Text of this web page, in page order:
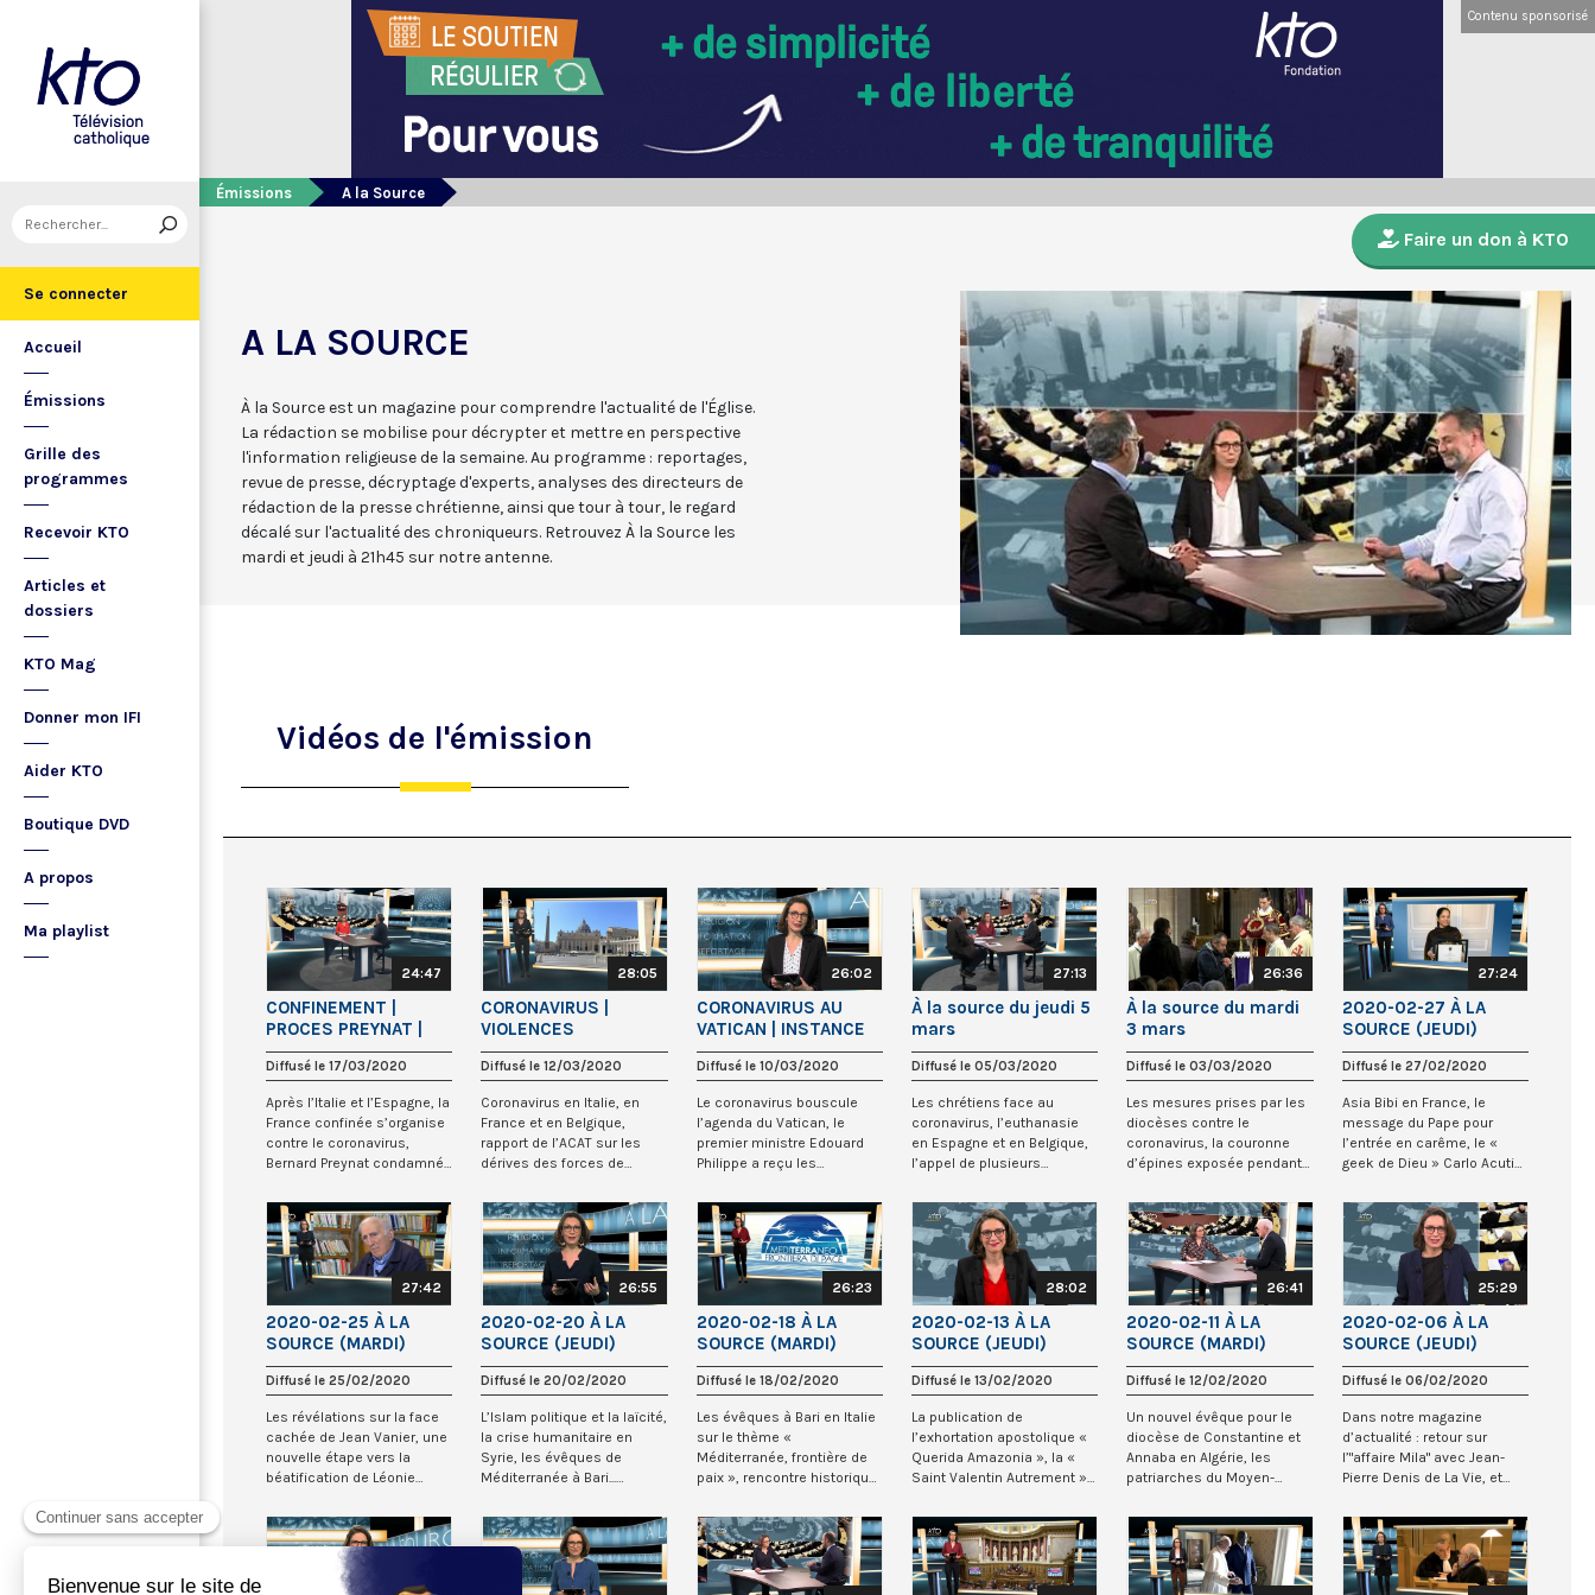
Se connecter
Accueil
Émissions
Grille des
programmes
Recevoir KTO
Articles et
dossiers
KTO Mag
Donner mon IFI
Aider KTO
Boutique DVD
A propos
Ma playlist
Contenu sponsorisé
Émissions A la Source
Faire un don à KTO
A LA SOURCE
À la Source est un magazine pour comprendre l'actualité de l'Église.
La rédaction se mobilise pour décrypter et mettre en perspective
l'information religieuse de la semaine. Au programme : reportages,
revue de presse, décryptage d'experts, analyses des directeurs de
rédaction de la presse chrétienne, ainsi que tour à tour, le regard
décalé sur l'actualité des chroniqueurs. Retrouvez À la Source les
mardi et jeudi à 21h45 sur notre antenne.
Vidéos de l'émission
24:47
CONFINEMENT |
PROCES PREYNAT |
CRISE EN SYRIE
Diffusé le 17/03/2020
Après l’Italie et l’Espagne, la
France confinée s’organise
contre le coronavirus,
Bernard Preynat condamnée
28:05
CORONAVIRUS |
VIOLENCES
POLICIERES |
MUNICIPALES
Diffusé le 12/03/2020
Coronavirus en Italie, en
France et en Belgique,
rapport de l’ACAT sur les
dérives des forces de
26:02
CORONAVIRUS AU
VATICAN | INSTANCE
MATIGNON | 100 ANS
ECOLE BIBLIQUE DE
JERUSALEM
Diffusé le 10/03/2020
Le coronavirus bouscule
l’agenda du Vatican, le
premier ministre Edouard
Philippe a reçu les
27:13
À la source du jeudi 5
mars
Diffusé le 05/03/2020
Les chrétiens face au
coronavirus, l’euthanasie
en Espagne et en Belgique,
l’appel de plusieurs
26:36
À la source du mardi
3 mars
Diffusé le 03/03/2020
Les mesures prises par les
diocèses contre le
coronavirus, la couronne
d’épines exposée pendant
27:24
2020-02-27 À LA
SOURCE (JEUDI)
Diffusé le 27/02/2020
Asia Bibi en France, le
message du Pape pour
l’entrée en carême, le «
geek de Dieu » Carlo Acutis
27:42
2020-02-25 À LA
SOURCE (MARDI)
Diffusé le 25/02/2020
Les révélations sur la face
cachée de Jean Vanier, une
nouvelle étape vers la
béatification de Léonie
26:55
2020-02-20 À LA
SOURCE (JEUDI)
Diffusé le 20/02/2020
L’Islam politique et la laïcité,
la crise humanitaire en
Syrie, les évêques de
Méditerranée à Bari...
26:23
2020-02-18 À LA
SOURCE (MARDI)
Diffusé le 18/02/2020
Les évêques à Bari en Italie
sur le thème «
Méditerranée, frontière de
paix », rencontre historique
28:02
2020-02-13 À LA
SOURCE (JEUDI)
Diffusé le 13/02/2020
La publication de
l’exhortation apostolique «
Querida Amazonia », la «
Saint Valentin Autrement »,
26:41
2020-02-11 À LA
SOURCE (MARDI)
Diffusé le 12/02/2020
Un nouvel évêque pour le
diocèse de Constantine et
Annaba en Algérie, les
patriarches du Moyen-
25:29
2020-02-06 À LA
SOURCE (JEUDI)
Diffusé le 06/02/2020
Dans notre magazine
d’actualité : retour sur
l’"affaire Mila" avec Jean-
Pierre Denis de La Vie, et